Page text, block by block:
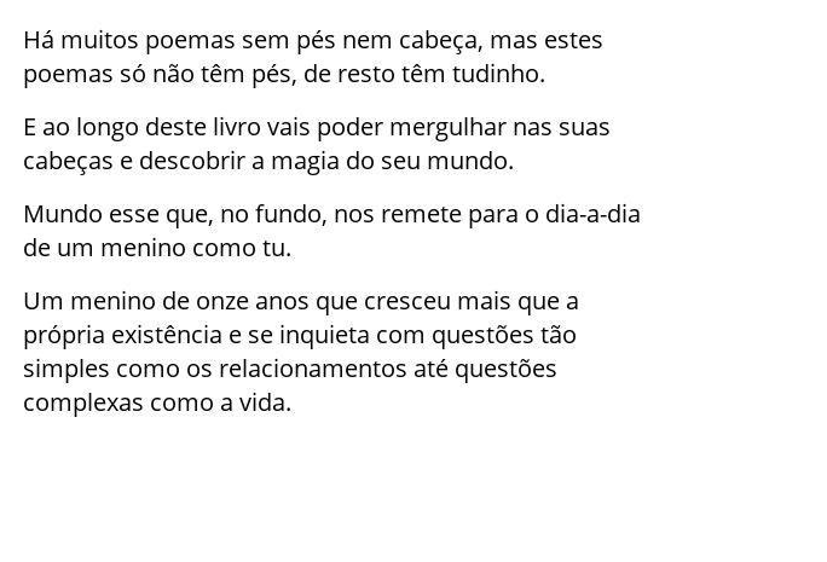
Há muitos poemas sem pés nem cabeça, mas estes
poemas só não têm pés, de resto têm tudinho.
E ao longo deste livro vais poder mergulhar nas suas
cabeças e descobrir a magia do seu mundo.
Mundo esse que, no fundo, nos remete para o dia-a-dia
de um menino como tu.
Um menino de onze anos que cresceu mais que a
própria existência e se inquieta com questões tão
simples como os relacionamentos até questões
complexas como a vida.